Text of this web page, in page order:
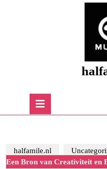
halfamile.nl
Een Bron van Creativiteit en